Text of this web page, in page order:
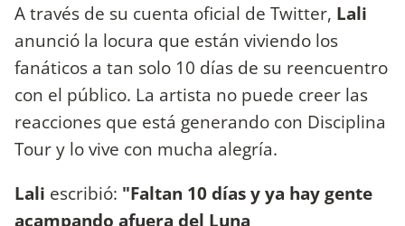
A través de su cuenta oficial de Twitter, Lali
anunció la locura que están viviendo los
fanáticos a tan solo 10 días de su reencuentro
con el público. La artista no puede creer las
reacciones que está generando con Disciplina
Tour y lo vive con mucha alegría.
Lali escribió: "Faltan 10 días y ya hay gente
acampando afuera del Luna